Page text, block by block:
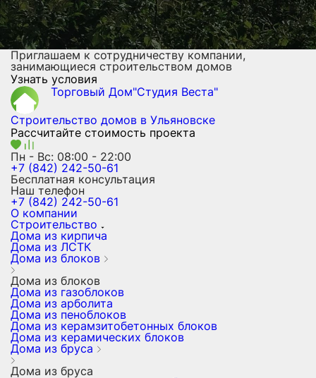
Приглашаем к сотрудничеству компании,
занимающиеся строительством домов
Узнать условия
Торговый Дом"Студия Веста"
Строительство домов в Ульяновске
Рассчитайте стоимость проекта
Пн - Вс: 08:00 - 22:00
+7 (842) 242-50-61
Бесплатная консультация
Наш телефон
+7 (842) 242-50-61
О компании
Строительство
Дома из кирпича
Дома из ЛСТК
Дома из блоков
Дома из блоков
Дома из газоблоков
Дома из арболита
Дома из пеноблоков
Дома из керамзитобетонных блоков
Дома из керамических блоков
Дома из бруса
Дома из бруса